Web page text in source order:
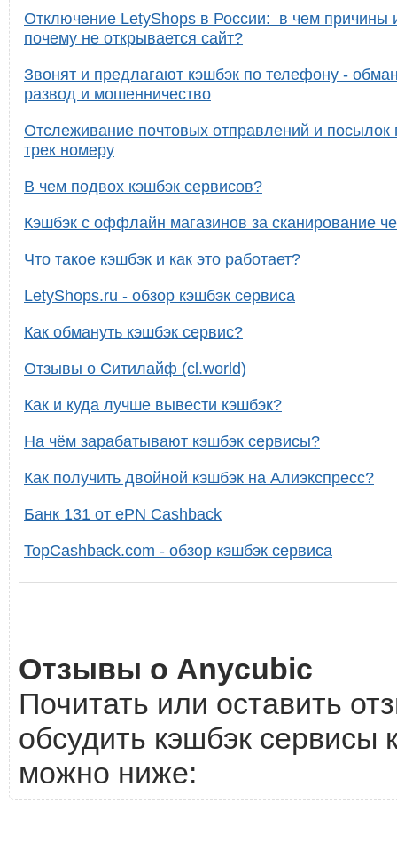
Отключение LetyShops в России: в чем причины
почему не открывается сайт?
Звонят и предлагают кэшбэк по телефону -
развод и мошенничество
Отслеживание почтовых отправлений и посылок
трек номеру
В чем подвох кэшбэк сервисов?
Кэшбэк с оффлайн магазинов за сканирование
Что такое кэшбэк и как это работает?
LetyShops.ru - обзор кэшбэк сервиса
Как обмануть кэшбэк сервис?
Отзывы о Ситилайф (cl.world)
Как и куда лучше вывести кэшбэк?
На чём зарабатывают кэшбэк сервисы?
Как получить двойной кэшбэк на Алиэкспресс?
Банк 131 от ePN Cashback
TopCashback.com - обзор кэшбэк сервиса
Отзывы о Anycubic
Почитать или оставить
обсудить кэшбэк сервисы
можно ниже: